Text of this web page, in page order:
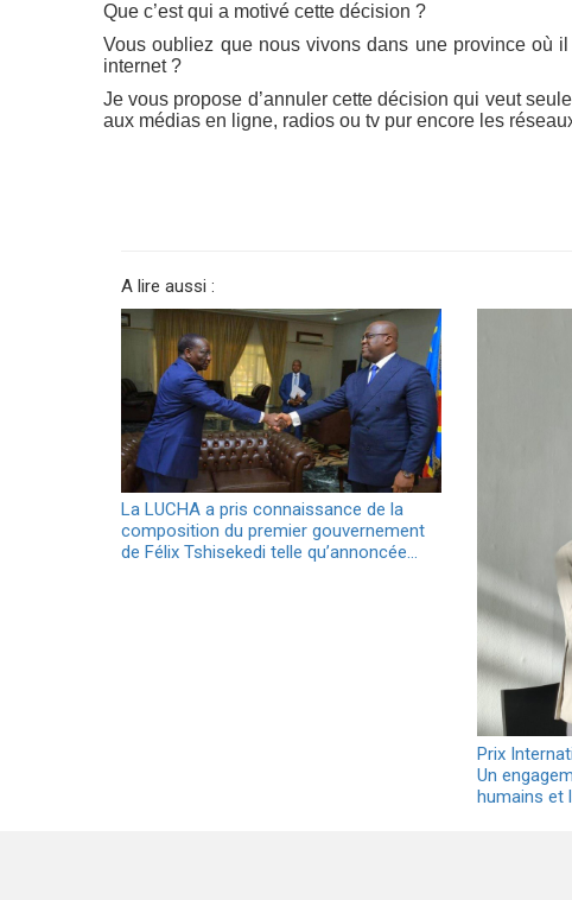
Que c’est qui a motivé cette décision ?
Vous oubliez que nous vivons dans une province où
internet ?
Je vous propose d’annuler cette décision qui veut
aux médias en ligne, radios ou tv pur encore les
A lire aussi :
La LUCHA a pris connaissance de la
composition du premier gouvernement
de Félix Tshisekedi telle qu’annoncée…
Prix
Un
humains et